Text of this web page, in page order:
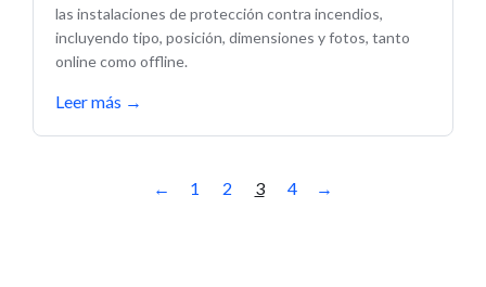
las instalaciones de protección contra incendios,
incluyendo tipo, posición, dimensiones y fotos, tanto
online como offline.
Leer más →
← 1 2 3 4 →